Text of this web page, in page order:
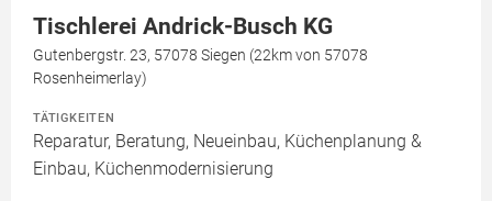
Tischlerei Andrick-Busch KG
Gutenbergstr. 23, 57078 Siegen (22km von 57078
Rosenheimerlay)
TÄTIGKEITEN
Reparatur, Beratung, Neueinbau, Küchenplanung &
Einbau, Küchenmodernisierung